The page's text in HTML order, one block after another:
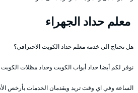
معلم حداد الجهراء
هل تحتاج الى خدمة معلم حداد الكويت الاحترافي؟
نوفر لكم أيضا حداد أبواب الكويت وحداد مظلات الكويت
الساعة وفي اي وقت تريد ويقدمان الخدمات بأرخص